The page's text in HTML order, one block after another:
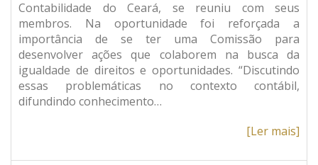
Contabilidade do Ceará, se reuniu com seus
membros. Na oportunidade foi reforçada a
importância de se ter uma Comissão para
desenvolver ações que colaborem na busca da
igualdade de direitos e oportunidades. “Discutindo
essas problemáticas no contexto contábil,
difundindo conhecimento…
[Ler mais]